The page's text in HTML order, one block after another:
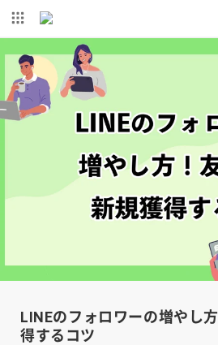
コンテ
ンツに
進む
LINEのフォロワーの増やし
得するコツ